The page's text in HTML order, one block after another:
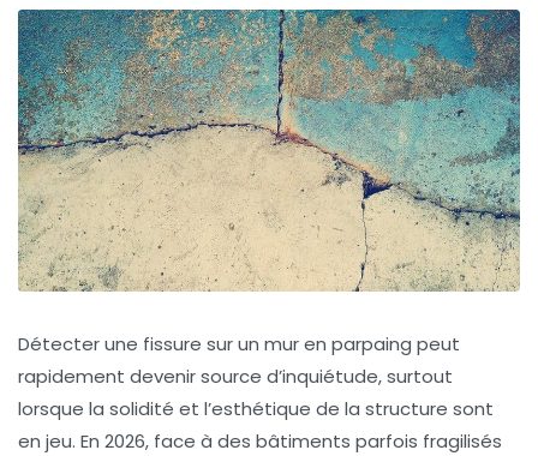
Détecter une fissure sur un mur en parpaing peut
rapidement devenir source d’inquiétude, surtout
lorsque la solidité et l’esthétique de la structure sont
en jeu. En 2026, face à des bâtiments parfois fragilisés